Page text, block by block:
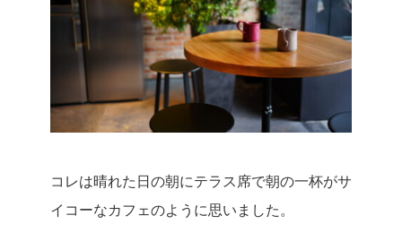
コレは晴れた日の朝にテラス席で朝の一杯がサ
イコーなカフェのように思いました。